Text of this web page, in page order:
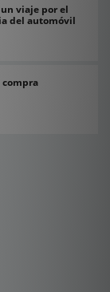
viaje por el
del automóvil
compra